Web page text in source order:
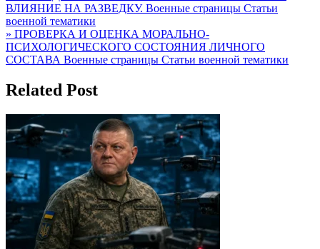
по
записям
ВЛИЯНИЕ НА РАЗВЕДКУ. Военные страницы Статьи
военной тематики
» ПРОВЕРКА И ОЦЕНКА МОРАЛЬНО-
ПСИХОЛОГИЧЕСКОГО СОСТОЯНИЯ ЛИЧНОГО
СОСТАВА Военные страницы Статьи военной тематики
Related Post